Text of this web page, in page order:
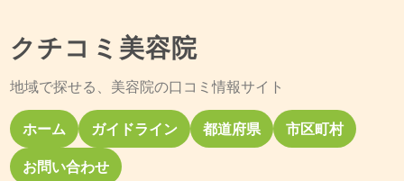
クチコミ美容院
地域で探せる、美容院の口コミ情報サイト
ホーム ガイドライン 都道府県 市区町村
お問い合わせ